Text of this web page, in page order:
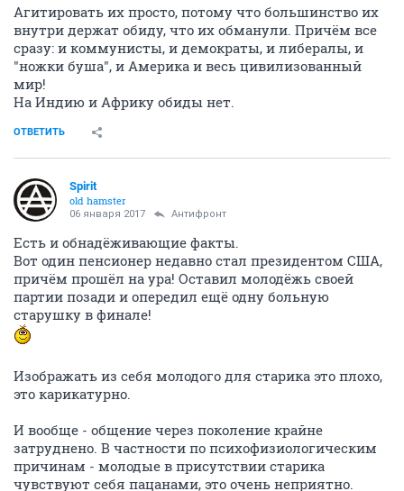
Агитировать их просто, потому что большинство их
внутри держат обиду, что их обманули. Причём все
сразу: и коммунисты, и демократы, и либералы, и
"ножки буша", и Америка и весь цивилизованный
мир!
На Индию и Африку обиды нет.
ОТВЕТИТЬ
Spirit
old hamster
06 января 2017 Антифронт
Есть и обнадёживающие факты.
Вот один пенсионер недавно стал президентом США,
причём прошёл на ура! Оставил молодёжь своей
партии позади и опередил ещё одну больную
старушку в финале!
Изображать из себя молодого для старика это плохо,
это карикатурно.
И вообще - общение через поколение крайне
затруднено. В частности по психофизиологическим
причинам - молодые в присутствии старика
чувствуют себя пацанами, это очень неприятно.